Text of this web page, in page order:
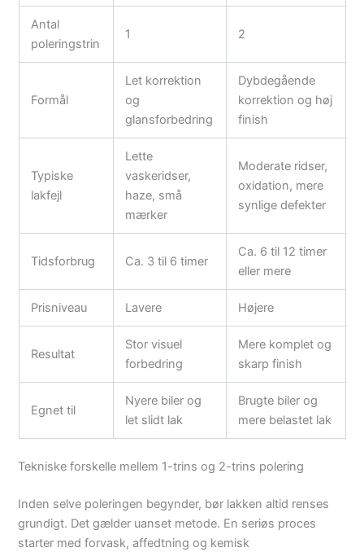
Antal
poleringstrin
1 2
Formål
Let korrektion
og
glansforbedring
Dybdegående
korrektion og høj
finish
Typiske
lakfejl
Lette
vaskeridser,
haze, små
mærker
Moderate ridser,
oxidation, mere
synlige defekter
Tidsforbrug Ca. 3 til 6 timer
Ca. 6 til 12 timer
eller mere
Prisniveau Lavere Højere
Resultat
Stor visuel
forbedring
Mere komplet og
skarp finish
Egnet til
Nyere biler og
let slidt lak
Brugte biler og
mere belastet lak
Tekniske forskelle mellem 1-trins og 2-trins polering
Inden selve poleringen begynder, bør lakken altid renses
grundigt. Det gælder uanset metode. En seriøs proces
starter med forvask, affedtning og kemisk